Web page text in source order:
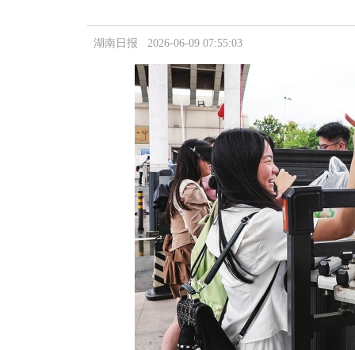
湖南日报 2026-06-09 07:55:03